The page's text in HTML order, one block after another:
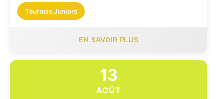
Tournois Juniors
EN SAVOIR PLUS
13
AOÛT